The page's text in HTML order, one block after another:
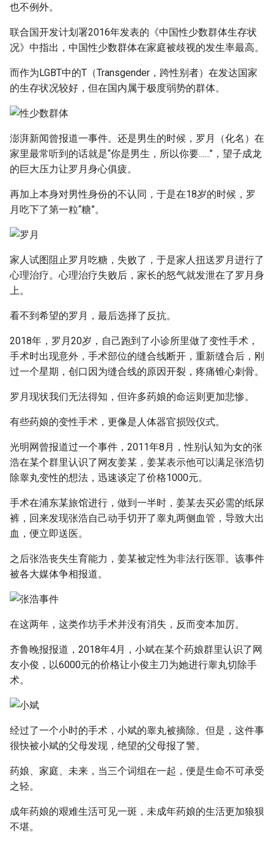
也不例外。
联合国开发计划署2016年发表的《中国性少数群体生存状
况》中指出，中国性少数群体在家庭被歧视的发生率最高。
而作为LGBT中的T（Transgender，跨性别者）在发达国家
的生存状况较好，但在国内属于极度弱势的群体。
澎湃新闻曾报道一事件。还是男生的时候，罗月（化名）在
家里最常听到的话就是“你是男生，所以你要......”，望子成龙
的巨大压力让罗月身心俱疲。
再加上本身对男性身份的不认同，于是在18岁的时候，罗
月吃下了第一粒“糖”。
家人试图阻止罗月吃糖，失败了，于是家人扭送罗月进行了
心理治疗。心理治疗失败后，家长的怒气就发泄在了罗月身
上。
看不到希望的罗月，最后选择了反抗。
2018年，罗月20岁，自己跑到了小诊所里做了变性手术，
手术时出现意外，手术部位的缝合线断开，重新缝合后，刚
过一个星期，创口因为缝合线的原因开裂，疼痛锥心刺骨。
罗月现状我们无法得知，但许多药娘的命运则更加悲惨。
有些药娘的变性手术，更像是人体器官损毁仪式。
光明网曾报道过一个事件，2011年8月，性别认知为女的张
浩在某个群里认识了网友姜某，姜某表示他可以满足张浩切
除睾丸变性的想法，迅速谈定了价格1000元。
手术在浦东某旅馆进行，做到一半时，姜某去买必需的纸尿
裤，回来发现张浩自己动手切开了睾丸两侧血管，导致大出
血，便立即送医。
之后张浩丧失生育能力，姜某被定性为非法行医罪。该事件
被各大媒体争相报道。
在这两年，这类作坊手术并没有消失，反而变本加厉。
齐鲁晚报报道，2018年4月，小斌在某个药娘群里认识了网
友小俊，以6000元的价格让小俊主刀为她进行睾丸切除手
术。
经过了一个小时的手术，小斌的睾丸被摘除。但是，这件事
很快被小斌的父母发现，绝望的父母报了警。
药娘、家庭、未来，当三个词组在一起，便是生命不可承受
之轻。
成年药娘的艰难生活可见一斑，未成年药娘的生活更加狼狈
不堪。